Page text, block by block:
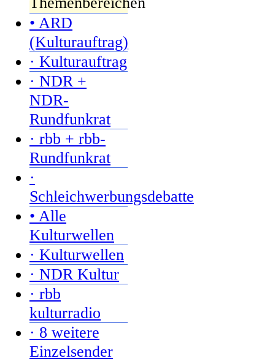
• ARD
(Kulturauftrag)
· Kulturauftrag
· NDR +
NDR-
Rundfunkrat
· rbb + rbb-
Rundfunkrat
·
Schleichwerbungsdebatte
• Alle
Kulturwellen
· Kulturwellen
· NDR Kultur
· rbb
kulturradio
· 8 weitere
Einzelsender